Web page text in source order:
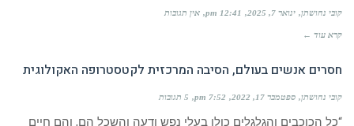
קובי נחושתן ינואר 7, 2025 12:41 pm אין תגובות
קרא עוד ←
חסרים אנשים בעולם, הסיבה המרכזית לקטסטרופה האקולוגית
קובי נחושתן ספטמבר 17, 2022 7:52 pm 5 תגובות
“כל הכוכבים והגלגלים כולן בעלי נפש ודעה והשכל הם, והם חיים